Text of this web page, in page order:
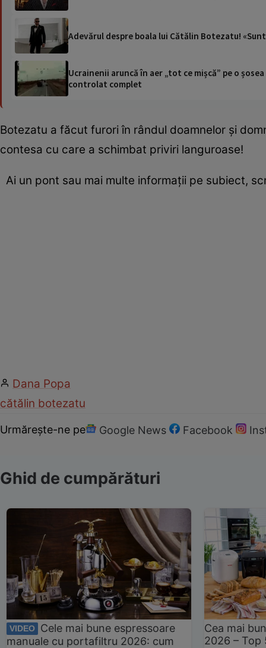
Adevărul despre boala lui Cătălin Botezatu!
Ucrainenii aruncă în aer „tot ce mișcă” pe o
controlat complet
Botezatu a făcut furori în rândul doamnelor și
contesa cu care a schimbat priviri languroase!
Ai un pont sau mai multe informații pe subiect,
Dana Popa
cătălin botezatu
Urmărește-ne pe Google News Facebook
Ghid de cumpărături
VIDEO
Cele mai bune espressoare
manuale cu portafiltru 2026: cum
Cea mai
2026 –